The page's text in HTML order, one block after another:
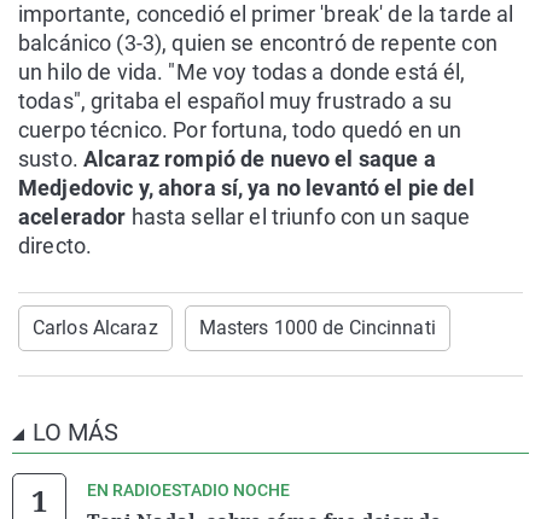
importante, concedió el primer 'break' de la tarde al
balcánico (3-3), quien se encontró de repente con
un hilo de vida. "Me voy todas a donde está él,
todas", gritaba el español muy frustrado a su
cuerpo técnico. Por fortuna, todo quedó en un
susto. Alcaraz rompió de nuevo el saque a
Medjedovic y, ahora sí, ya no levantó el pie del
acelerador hasta sellar el triunfo con un saque
directo.
Carlos Alcaraz Masters 1000 de Cincinnati
LO MÁS
EN RADIOESTADIO NOCHE